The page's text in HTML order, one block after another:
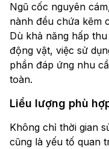
Ngũ cốc nguyên
nành đều chứa kẽm
Dù khả năng hấp
động vật, việc sử
phần đáp ứng nhu
toàn.
Liều lượng phù
Không chỉ thời gian
cũng là yếu tố quan